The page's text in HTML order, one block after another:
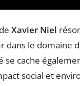
Xavier Niel
dans le domaine
se cache
social et